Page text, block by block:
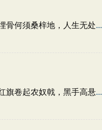
骨何须桑梓地，人生无处...
旗卷起农奴戟，黑手高悬...